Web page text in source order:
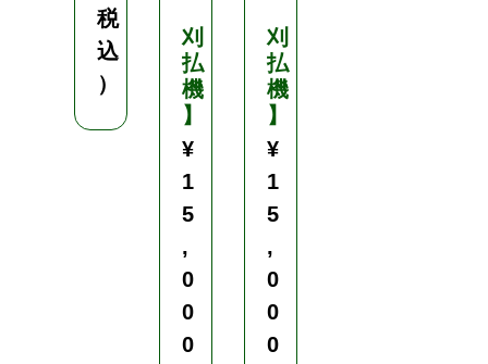
税
込
）
刈
払
機
】
¥
1
5
,
0
0
0
刈
払
機
】
¥
1
5
,
0
0
0